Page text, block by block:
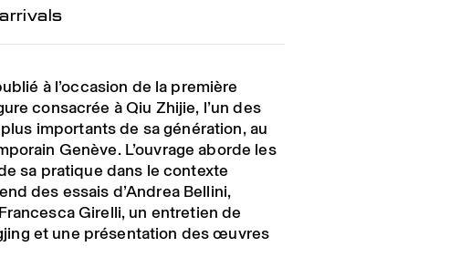
à l’occasion de la première
consacrée à Qiu Zhijie, l’un des
importants de sa génération, au
Genève. L’ouvrage aborde les
sa pratique dans le contexte
des essais d’Andrea Bellini,
Girelli, un entretien de
et une présentation des œuvres